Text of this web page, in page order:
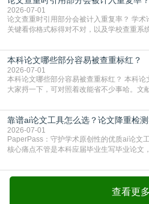
框架，内容都是自己写的，至于做AIG
2026-07-01
论文查重时引用部分会被计入重复率？ 学术论文引用部分会不会被算进重复率，
关键看你格式标得对不对，以及学校查重系
独占一行，每条文献用[1][2]方括号编号、与
7714（作者、题名、刊名、年、卷期、页码
成功后通常把这段标为引用，
本科论文哪些部分容易被查重标红？
2026-07-01
本科论文哪些部分容易被查重标红？ 本科论文查重，最容易“中招“标红的地方帮
大家捋一下，可对照着改能省不少事哈。文
乎一模一样的话，你要是直接复制百度百科
一抓一个准，整段飘红。研究背景、意义和
用问卷调查法““运用SPSS软件进行数据分
靠谱ai论文工具怎么选？论文降重检
2026-07-01
PaperPass：守护学术原创性的优质ai论文
核心痛点不管是本科应届毕业生写毕业论文
自己逐句读逐句改，熬好几个大夜不说，还
率超标，再返工太折腾。现在有了成熟的ai
决。靠谱的ai论文工具，不止能帮你梳
查看更